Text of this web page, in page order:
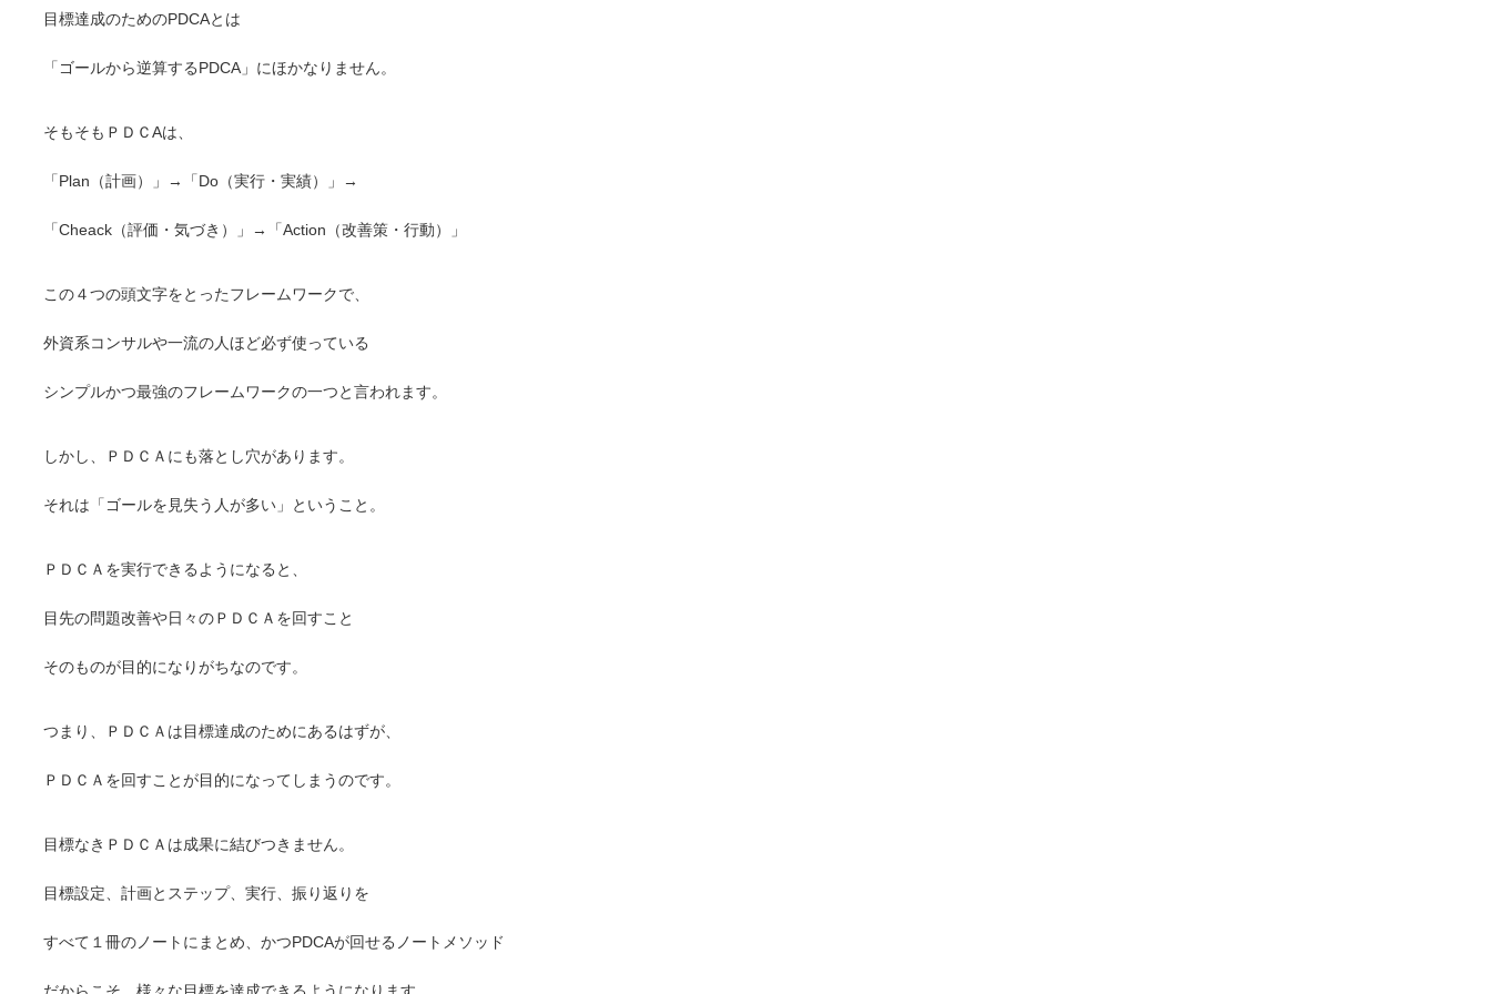
目標達成のためのPDCAとは
「ゴールから逆算するPDCA」にほかなりません。
そもそもＰＤＣAは、
「Plan（計画）」→「Do（実行・実績）」→
「Cheack（評価・気づき）」→「Action（改善策・行動）」
この４つの頭文字をとったフレームワークで、
外資系コンサルや一流の人ほど必ず使っている
シンプルかつ最強のフレームワークの一つと言われます。
しかし、ＰＤＣＡにも落とし穴があります。
それは「ゴールを見失う人が多い」ということ。
ＰＤＣＡを実行できるようになると、
目先の問題改善や日々のＰＤＣＡを回すこと
そのものが目的になりがちなのです。
つまり、ＰＤＣＡは目標達成のためにあるはずが、
ＰＤＣＡを回すことが目的になってしまうのです。
目標なきＰＤＣＡは成果に結びつきません。
目標設定、計画とステップ、実行、振り返りを
すべて１冊のノートにまとめ、かつPDCAが回せるノートメソッド
だからこそ、様々な目標を達成できるようになります。